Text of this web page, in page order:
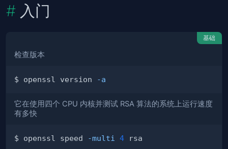
入门
基础
检查版本
$ openssl version -a
它在使用四个 CPU 内核并测试 RSA 算法的系统上运行速度
有多快
$ openssl speed -multi 4